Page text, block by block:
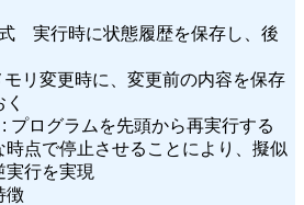
実行時に状態履歴を保存し、後
モリ変更時に、変更前の内容を保存
プログラムを先頭から再実行する
時点で停止させることにより、擬似
実行を実現
徴